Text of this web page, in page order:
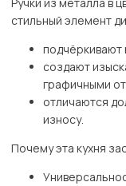
стильный элемент
создают
графичными
отличаются
износу.
Почему эта кухня